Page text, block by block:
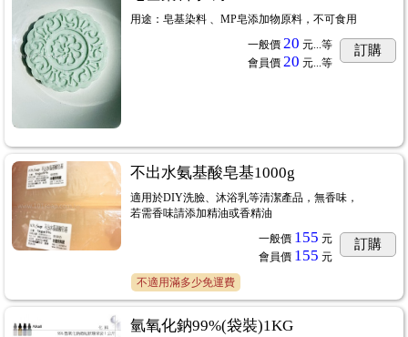
用途：皂基染料 、MP皂添加物原料，不可食用
一般價 20 元...等
會員價 20 元...等
訂購
不出水氨基酸皂基1000g
適用於DIY洗臉、沐浴乳等清潔產品，無香味，
若需香味請添加精油或香精油
一般價 155 元
會員價 155 元
訂購
不適用滿多少免運費
氫氧化鈉99%(袋裝)1KG